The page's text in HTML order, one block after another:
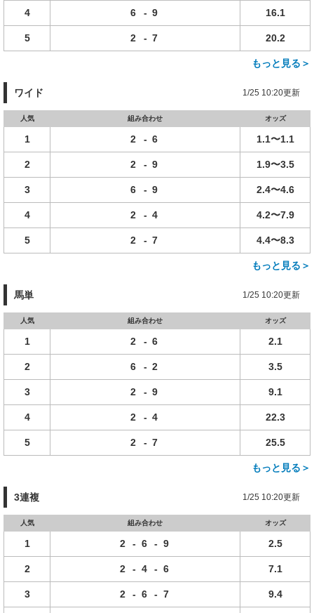
4 6 - 9 16.1
5 2 - 7 20.2
もっと見る＞
ワイド 1/25 10:20更新
人気 組み合わせ オッズ
1 2 - 6 1.1〜1.1
2 2 - 9 1.9〜3.5
3 6 - 9 2.4〜4.6
4 2 - 4 4.2〜7.9
5 2 - 7 4.4〜8.3
もっと見る＞
馬単 1/25 10:20更新
人気 組み合わせ オッズ
1 2 - 6 2.1
2 6 - 2 3.5
3 2 - 9 9.1
4 2 - 4 22.3
5 2 - 7 25.5
もっと見る＞
3連複 1/25 10:20更新
人気 組み合わせ オッズ
1 2 - 6 - 9 2.5
2 2 - 4 - 6 7.1
3 2 - 6 - 7 9.4